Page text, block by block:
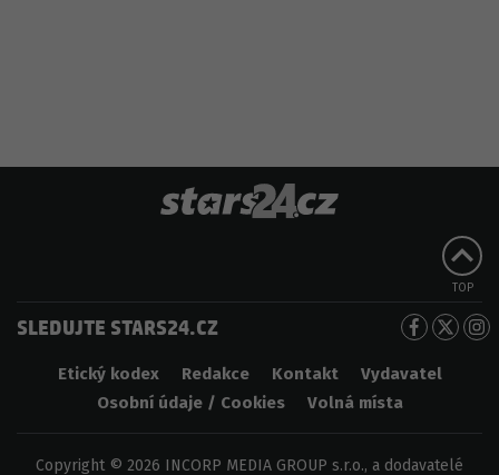
TOP
SLEDUJTE STARS24.CZ
Etický kodex Redakce Kontakt
Vydavatel
Osobní údaje / Cookies
Volná místa
Copyright © 2026 INCORP MEDIA GROUP s.r.o., a dodavatelé